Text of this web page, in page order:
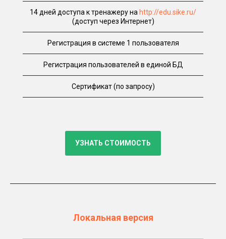
14 дней доступа к тренажеру на http://edu.sike.ru/
(доступ через Интернет)
Регистрация в системе 1 пользователя
Регистрация пользователей в единой БД
Сертификат (по запросу)
УЗНАТЬ СТОИМОСТЬ
Локальная версия